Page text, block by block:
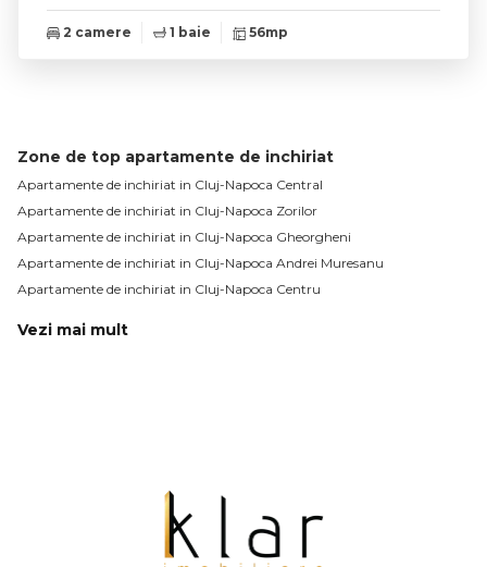
2 camere 1 baie 56mp
Zone de top apartamente de inchiriat
Apartamente de inchiriat in Cluj-Napoca Central
Apartamente de inchiriat in Cluj-Napoca Zorilor
Apartamente de inchiriat in Cluj-Napoca Gheorgheni
Apartamente de inchiriat in Cluj-Napoca Andrei Muresanu
Apartamente de inchiriat in Cluj-Napoca Centru
Apartamente de inchiriat in Cluj-Napoca Semicentral
Apartamente de inchiriat in Cluj-Napoca Intre Lacuri
Apartamente de inchiriat in Cluj-Napoca Marasti / BRD Central
Vezi mai mult